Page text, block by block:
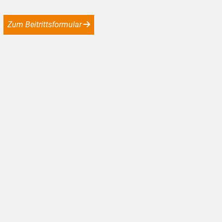
Zum Beitrittsformular